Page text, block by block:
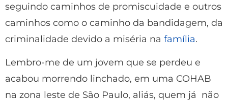
seguindo caminhos de promiscuidade e outros
caminhos como o caminho da bandidagem, da
criminalidade devido a miséria na família.
Lembro-me de um jovem que se perdeu e
acabou morrendo linchado, em uma COHAB
na zona leste de São Paulo, aliás, quem já não